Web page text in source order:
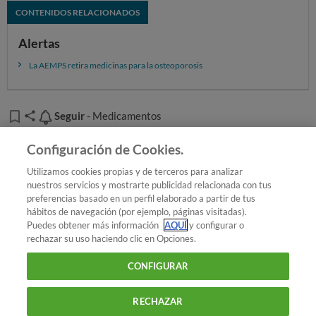
Las fichas técnicas y prospectos de los
medicamentos que contienen bisfosfonatos serán
actualizadas con esta nueva información.
nuestro consejo para quienes estén tomando este
medicamento es que hablen con su médico y soliciten
una reevaluación del caso.
CONTENIDOS RELACIONADOS
Alertas
La AEMPS retira medicinas para la osteoporosis
Seguir
Seguir- Medicamentos
¿Quieres recibir nuestra Newsletter? Crea una cuenta
Salud : Medicamentos
¿Tienes osteoporosis? Esto te
900 055 105
Configuración de Cookies.
Utilizamos cookies propias y de terceros para analizar
nuestros servicios y mostrarte publicidad relacionada con tus
preferencias basado en un perfil elaborado a partir de tus
hábitos de navegación (por ejemplo, páginas visitadas).
Puedes obtener más información AQUÍy configurar o
rechazar su uso haciendo clic en Opciones.
CONFIGURAR
RECHAZAR